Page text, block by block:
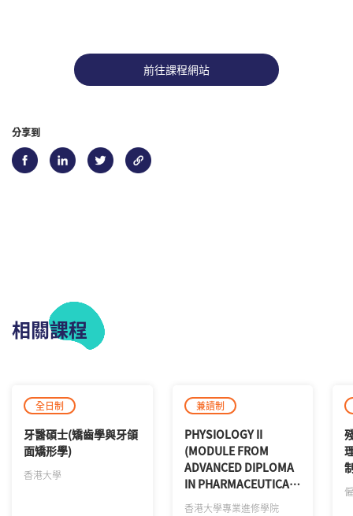
前往課程網站
分享到
相關課程
全日制
牙醫碩士(矯齒學與牙頜
面矯形學)
香港大學
兼讀制
PHYSIOLOGY II
(MODULE FROM
ADVANCED DIPLOMA
IN PHARMACEUTICAL
SCIENCE)
香港大學專業進修學院